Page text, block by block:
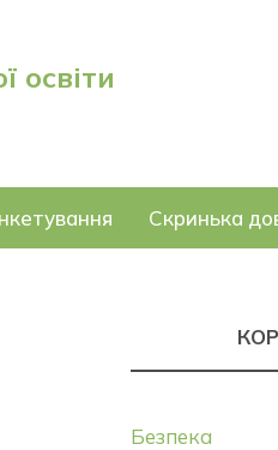
освіти
Скринька
Безпека